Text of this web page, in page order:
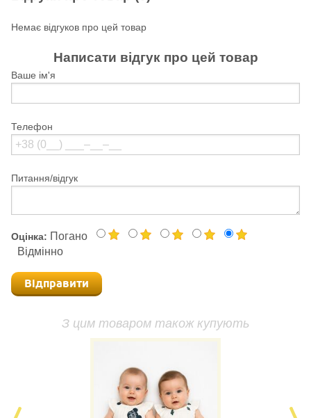
Немає відгуков про цей товар
Написати відгук про цей товар
Ваше ім'я
Телефон
Питання/відгук
Оцінка: Погано
Відмінно
Відправити
З цим товаром також купують